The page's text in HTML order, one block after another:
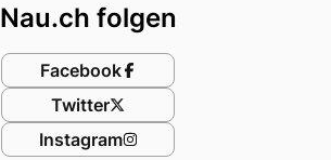
Nau.ch folgen
Facebook
Twitter
Instagram